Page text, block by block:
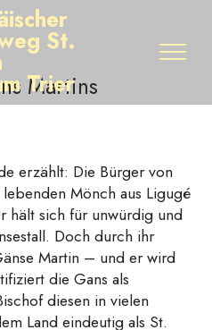
St.
Trier
Martins
erzählt: Die Bürger von
Mönch aus Ligugé
hält sich für unwürdig und
Doch durch ihr
Martin – und er wird
die Gans als
diesen in vielen
Land eindeutig als St.